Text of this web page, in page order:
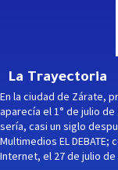
La Trayectoria
En la ciudad de Zárate,
aparecía el 1° de julio
sería, casi un siglo
Multimedios EL
Internet, el 27 de julio de